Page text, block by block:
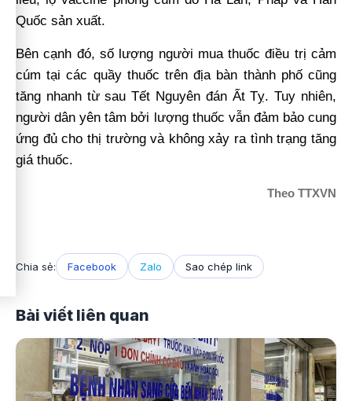
Quốc sản xuất.
Bên cạnh đó, số lượng người mua thuốc điều trị cảm
cúm tại các quầy thuốc trên địa bàn thành phố cũng
tăng nhanh từ sau Tết Nguyên đán Ất Tỵ. Tuy nhiên,
người dân yên tâm bởi lượng thuốc vẫn đảm bảo cung
ứng đủ cho thị trường và không xảy ra tình trạng tăng
giá thuốc.
Theo TTXVN
Chia sẻ: Facebook Zalo Sao chép link
Bài viết liên quan